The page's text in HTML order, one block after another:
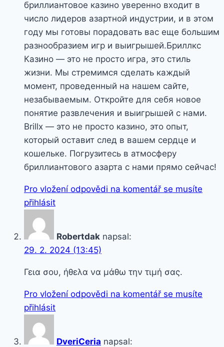
бриллиантовое казино уверенно входит в
число лидеров азартной индустрии, и в этом
году мы готовы порадовать вас еще большим
разнообразием игр и выигрышей.Бриллкс
Казино — это не просто игра, это стиль
жизни. Мы стремимся сделать каждый
момент, проведенный на нашем сайте,
незабываемым. Откройте для себя новое
понятие развлечения и выигрышей с нами.
Brillx — это не просто казино, это опыт,
который оставит след в вашем сердце и
кошельке. Погрузитесь в атмосферу
бриллиантового азарта с нами прямо сейчас!
Pro vložení odpovědi na komentář se musíte
přihlásit
Robertdak napsal:
29. 2. 2024 (13:45)
Γεια σου, ήθελα να μάθω την τιμή σας.
Pro vložení odpovědi na komentář se musíte
přihlásit
DveriCeria napsal: